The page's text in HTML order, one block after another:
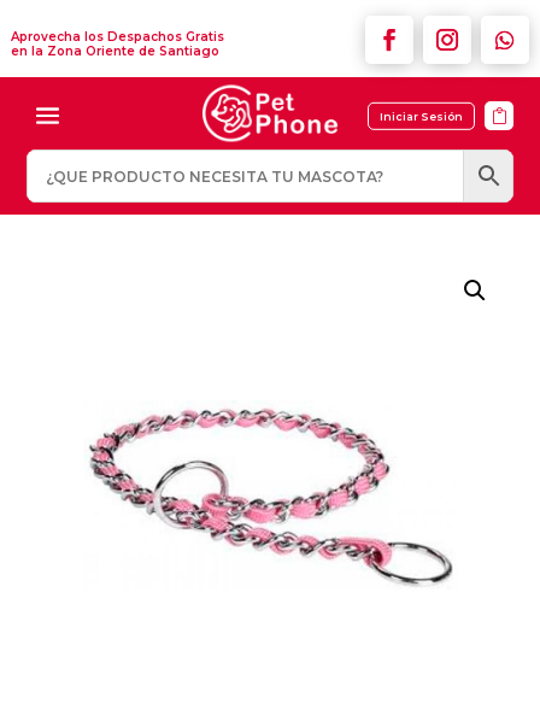
Aprovecha los Despachos Gratis
en la Zona Oriente de Santiago
Iniciar Sesión 